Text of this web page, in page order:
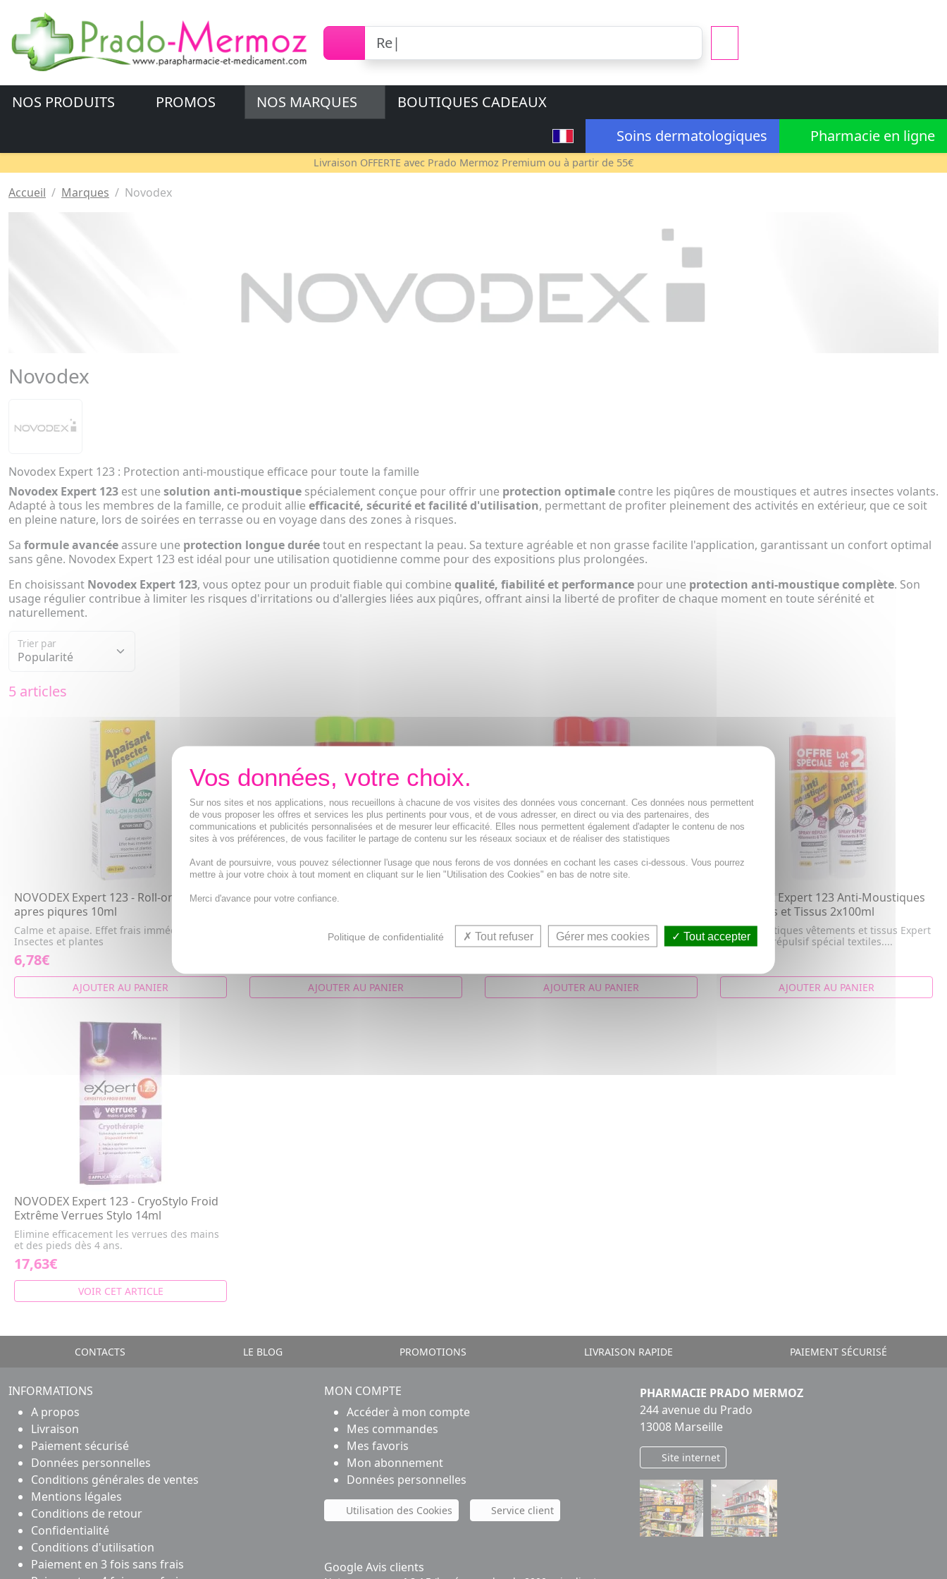
NOS PRODUITS PROMOS NOS MARQUES
BOUTIQUES CADEAUX
Soins dermatologiques
Pharmacie en ligne
Livraison OFFERTE avec Prado Mermoz Premium ou à partir de 55€
Accueil Marques Novodex
Novodex
Novodex Expert 123 : Protection anti-moustique efficace pour toute la famille
Novodex Expert 123 est une solution anti-moustique spécialement conçue pour offrir une protection optimale contre les piqûres de moustiques et autres insectes volants.
Adapté à tous les membres de la famille, ce produit allie efficacité, sécurité et facilité d'utilisation, permettant de profiter pleinement des activités en extérieur, que ce soit
en pleine nature, lors de soirées en terrasse ou en voyage dans des zones à risques.
Sa formule avancée assure une protection longue duréetout en respectant la peau. Sa texture agréable et non grasse facilite l'application, garantissant un confort optimal
sans gêne. Novodex Expert 123 est idéal pour une utilisation quotidienne comme pour des expositions plus prolongées.
En choisissant Novodex Expert 123, vous optez pour un produit fiable qui combine qualité, fiabilité et performance pour une protection anti-moustique complète. Son
usage régulier contribue à limiter les risques d'irritations ou d'allergies liées aux piqûres, offrant ainsi la liberté de profiter de chaque moment en toute sérénité et
naturellement.
Trier par
5 articles
NOVODEX Expert 123 - Roll-on apaisant
apres piqures 10ml
Calme et apaise. Effet frais immédiat.
Insectes et plantes
6,78€
AJOUTER AU PANIER
NOVODEX Spray Anti-Moustiques et
Moustiques, moustiques tigres et tiques
AJOUTER AU PANIER
Contre les moustiques tropicaux,
moustiques tigres et tiques
AJOUTER AU PANIER
NOVODEX Expert 123 Anti-Moustiques
Vêtements et Tissus 2x100ml
L'anti-moustiques vêtements et tissus Expert
123 est un répulsif spécial textiles....
AJOUTER AU PANIER
NOVODEX Expert 123 - CryoStylo Froid
Extrême Verrues Stylo 14ml
Elimine efficacement les verrues des mains
et des pieds dès 4 ans.
17,63€
VOIR CET ARTICLE
CONTACTS LE BLOG PROMOTIONS LIVRAISON RAPIDE PAIEMENT SÉCURISÉ
INFORMATIONS
A propos
Livraison
Paiement sécurisé
Données personnelles
Conditions générales de ventes
Mentions légales
Conditions de retour
Confidentialité
Conditions d'utilisation
Paiement en 3 fois sans frais
MON COMPTE
Accéder à mon compte
Mes commandes
Mes favoris
Mon abonnement
Données personnelles
Utilisation des Cookies Service client
Google Avis clients
PHARMACIE PRADO MERMOZ
244 avenue du Prado
13008 Marseille
Site internet
Sur nos sites et nos applications, nous recueillons à chacune de vos visites des données vous concernant. Ces données nous permettent
de vous proposer les offres et services les plus pertinents pour vous, et de vous adresser, en direct ou via des partenaires, des
communications et publicités personnalisées et de mesurer leur efficacité. Elles nous permettent également d'adapter le contenu de nos
sites à vos préférences, de vous faciliter le partage de contenu sur les réseaux sociaux et de réaliser des statistiques
Avant de poursuivre, vous pouvez sélectionner l'usage que nous ferons de vos données en cochant les cases ci-dessous. Vous pourrez
mettre à jour votre choix à tout moment en cliquant sur le lien "Utilisation des Cookies" en bas de notre site.
Merci d'avance pour votre confiance.
Politique de confidentialité Tout refuser Gérer mes cookies Tout accepter